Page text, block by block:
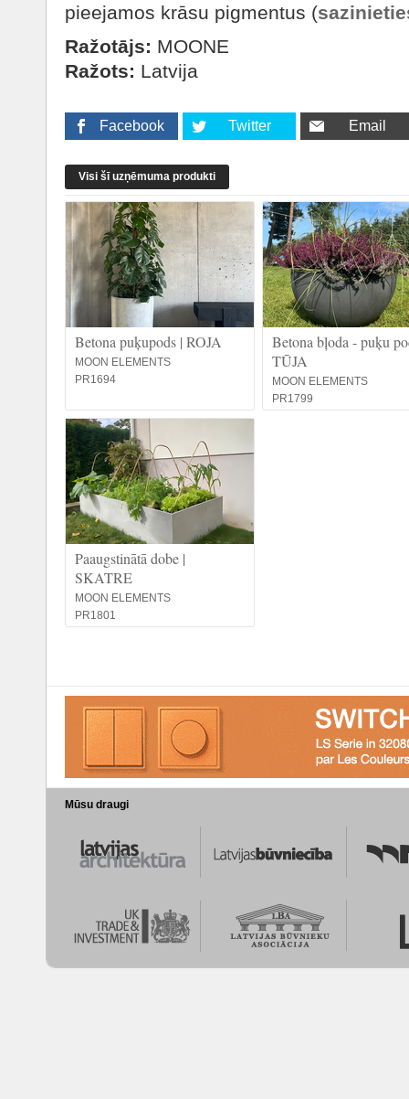
pieejamos krāsu pigmentus (
Ražotājs: MOONE
Ražots: Latvija
Facebook Twitter Email
Visi šī uzņēmuma produkti
Betona puķupods | ROJA
MOON ELEMENTS
PR1694
Betona bļoda - puķu
TŪJA
MOON ELEMENTS
PR1799
Paaugstinātā dobe |
SKATRE
MOON ELEMENTS
PR1801
Mūsu draugi